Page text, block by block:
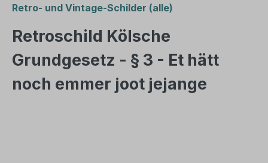
Retro- und Vintage-Schilder (alle)
Retroschild Kölsche
Grundgesetz - § 3 - Et hätt
noch emmer joot jejange